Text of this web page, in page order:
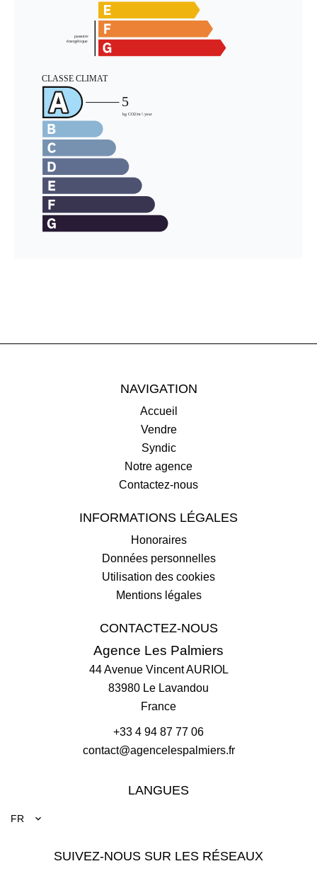
NAVIGATION
Accueil
Vendre
Syndic
Notre agence
Contactez-nous
INFORMATIONS LÉGALES
Honoraires
Données personnelles
Utilisation des cookies
Mentions légales
CONTACTEZ-NOUS
Agence Les Palmiers
44 Avenue Vincent AURIOL
83980 Le Lavandou
France
+33 4 94 87 77 06
contact@agencelespalmiers.fr
LANGUES
FR
SUIVEZ-NOUS SUR LES RÉSEAUX